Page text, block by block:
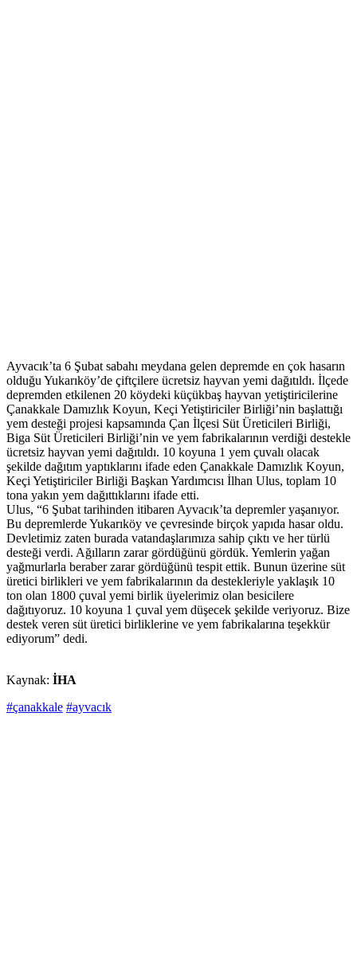
Ayvacık’ta 6 Şubat sabahı meydana gelen depremde en çok hasarın
olduğu Yukarıköy’de çiftçilere ücretsiz hayvan yemi dağıtıldı. İlçede
depremden etkilenen 20 köydeki küçükbaş hayvan yetiştiricilerine
Çanakkale Damızlık Koyun, Keçi Yetiştiriciler Birliği’nin başlattığı
yem desteği projesi kapsamında Çan İlçesi Süt Üreticileri Birliği,
Biga Süt Üreticileri Birliği’nin ve yem fabrikalarının verdiği destekle
ücretsiz hayvan yemi dağıtıldı. 10 koyuna 1 yem çuvalı olacak
şekilde dağıtım yaptıklarını ifade eden Çanakkale Damızlık Koyun,
Keçi Yetiştiriciler Birliği Başkan Yardımcısı İlhan Ulus, toplam 10
tona yakın yem dağıttıklarını ifade etti.
Ulus, “6 Şubat tarihinden itibaren Ayvacık’ta depremler yaşanıyor.
Bu depremlerde Yukarıköy ve çevresinde birçok yapıda hasar oldu.
Devletimiz zaten burada vatandaşlarımıza sahip çıktı ve her türlü
desteği verdi. Ağılların zarar gördüğünü gördük. Yemlerin yağan
yağmurlarla beraber zarar gördüğünü tespit ettik. Bunun üzerine süt
üretici birlikleri ve yem fabrikalarının da destekleriyle yaklaşık 10
ton olan 1800 çuval yemi birlik üyelerimiz olan besicilere
dağıtıyoruz. 10 koyuna 1 çuval yem düşecek şekilde veriyoruz. Bize
destek veren süt üretici birliklerine ve yem fabrikalarına teşekkür
ediyorum” dedi.
Kaynak: İHA
#çanakkale #ayvacık